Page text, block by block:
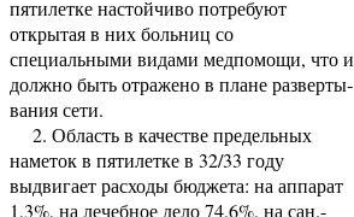
пятилетке настойчиво потребуют
открытая в них больниц со
специальными видами медпомощи, что и
должно быть отражено в плане разверты­
вания сети.
2. Область в качестве предельных
наметок в пятилетке в 32/33 году
выдвигает расходы бюджета: на аппарат
1,3%, на лечебное дело 74,6%, на сан.-